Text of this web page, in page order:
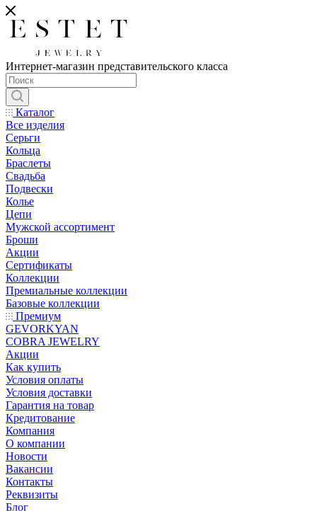
Интернет-магазин представительского класса
Каталог
Все изделия
Серьги
Кольца
Браслеты
Свадьба
Подвески
Колье
Цепи
Мужской ассортимент
Броши
Акции
Сертификаты
Коллекции
Премиальные коллекции
Базовые коллекции
Премиум
GEVORKYAN
COBRA JEWELRY
Акции
Как купить
Условия оплаты
Условия доставки
Гарантия на товар
Кредитование
Компания
О компании
Новости
Вакансии
Контакты
Реквизиты
Блог